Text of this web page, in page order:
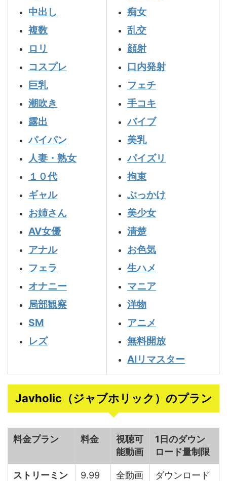
中出し
複数
ロリ
コスプレ
巨乳
潮吹き
露出
パイパン
人妻・熟女
１０代
ギャル
お姉さん
AV女優
アナル
フェラ
オナニー
局部観察
SM
レズ
痴女
乱交
顔射
口内発射
フェチ
手コキ
バイブ
美乳
パイズリ
拘束
ぶっかけ
美少女
清楚
お色気
生ハメ
マニア
洋物
アニメ
無料開放
AIリマスター
Javholic（ジャブホリック）のプラン
料金プラン 料金
視聴可
能動画
1日のダウン
ロード量制限
ストリーミン
9.99
全動画
ダウンロード